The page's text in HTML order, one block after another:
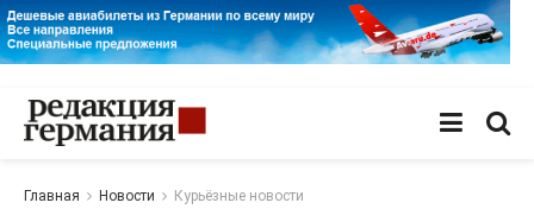
Главная Новости Курьёзные новости